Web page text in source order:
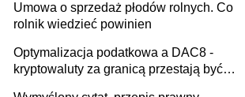
Umowa o sprzedaż płodów rolnych. Co
rolnik wiedzieć powinien
Optymalizacja podatkowa a DAC8 -
kryptowaluty za granicą przestają być